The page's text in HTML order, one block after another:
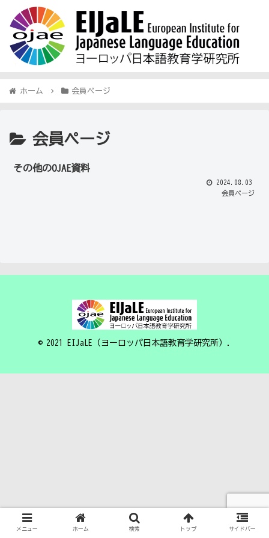
ホーム 会員ページ
会員ページ
その他のOJAE資料
2024.08.03
会員ページ
© 2021 EIJaLE（ヨーロッパ日本語教育学研究所）.
メニュー ホーム 検索 トップ サイドバー